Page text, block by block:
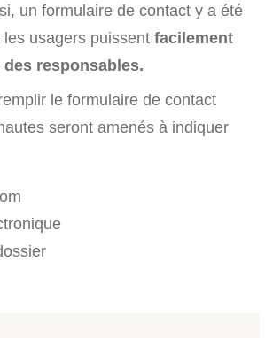
un formulaire de contact y a été
usagers puissent facilement
responsables.
le formulaire de contact
seront amenés à indiquer